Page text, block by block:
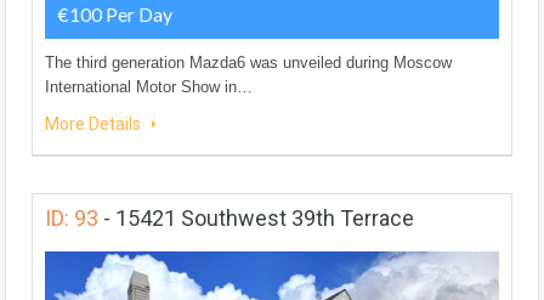
€100 Per Day
The third generation Mazda6 was unveiled during Moscow
International Motor Show in…
More Details
ID: 93 - 15421 Southwest 39th Terrace